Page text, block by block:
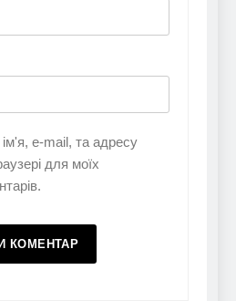
e-mail, та адресу
для моїх